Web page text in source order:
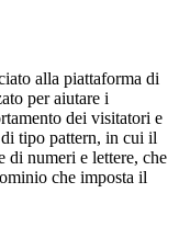
alla piattaforma di
per aiutare i
dei visitatori e
tipo pattern, in cui il
di numeri e lettere, che
che imposta il